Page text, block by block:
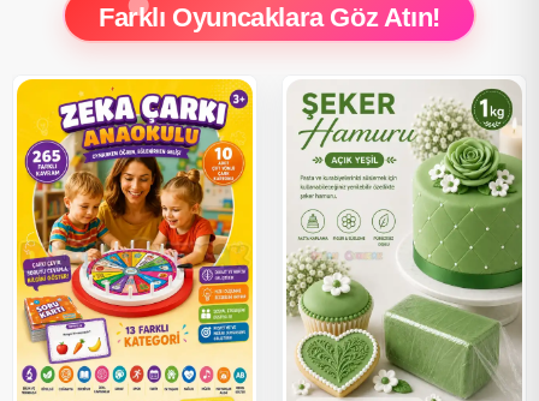
Farklı Oyuncaklara Göz Atın!